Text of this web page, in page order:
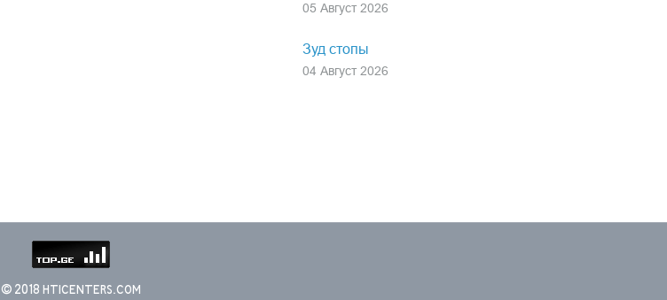
05 Август 2026
Зуд стопы
04 Август 2026
© 2018 HTICENTERS.COM